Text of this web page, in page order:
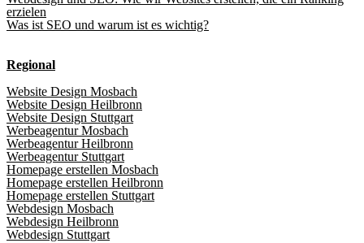
erzielen
Was ist SEO und warum ist es wichtig?
Regional
Website Design Mosbach
Website Design Heilbronn
Website Design Stuttgart
Werbeagentur Mosbach
Werbeagentur Heilbronn
Werbeagentur Stuttgart
Homepage erstellen Mosbach
Homepage erstellen Heilbronn
Homepage erstellen Stuttgart
Webdesign Mosbach
Webdesign Heilbronn
Webdesign Stuttgart